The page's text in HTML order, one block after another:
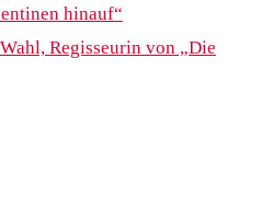
hinauf“
Regisseurin von „Die